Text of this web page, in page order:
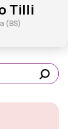
Tilli
(BS)